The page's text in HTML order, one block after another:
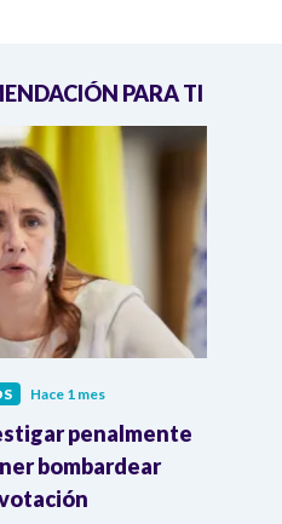
PARA TI
Hace 1 mes
penalmente
bombardear